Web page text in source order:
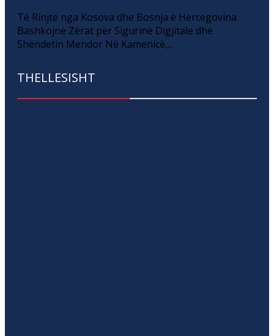
Të Rinjtë nga Kosova dhe Bosnja e Hercegovina
Bashkojnë Zërat për Sigurinë Digjitale dhe
Shëndetin Mendor Në Kamenicë,...
THELLESISHT